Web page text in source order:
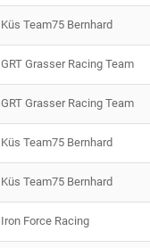
Küs Team75 Bernhard
GRT Grasser Racing Team
GRT Grasser Racing Team
Küs Team75 Bernhard
Küs Team75 Bernhard
Iron Force Racing